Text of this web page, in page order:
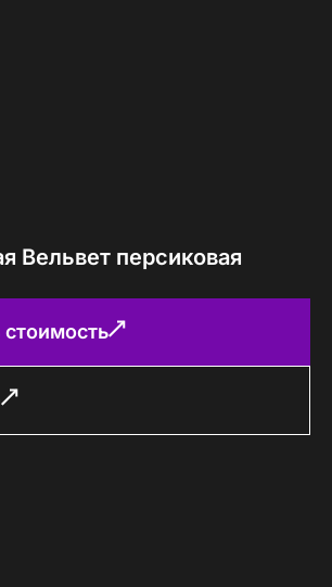
Вельвет персиковая
стоимость